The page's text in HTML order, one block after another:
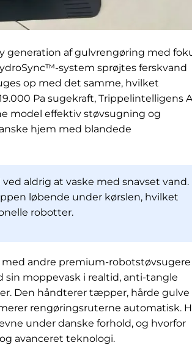
generation af gulvrengøring med
system sprøjtes ferskvand
op med det samme, hvilket
Pa sugekraft, Trippelintelligens
model effektiv støvsugning og
hjem med blandede
ved aldrig at vaske med snavset vand.
løbende under kørslen, hvilket
robotter.
andre premium-robotstøvsugere
sin moppevask i realtid, anti-tangle
Den håndterer tæpper, hårde gulve
rengøringsruterne automatisk.
under danske forhold, og hvorfor
avanceret teknologi.